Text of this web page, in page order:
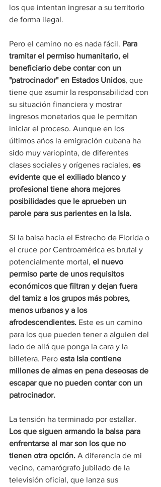
los que intentan ingresar a su territorio
de forma ilegal.
Pero el camino no es nada fácil. Para
tramitar el permiso humanitario, el
beneficiario debe contar con un
"patrocinador" en Estados Unidos, que
tiene que asumir la responsabilidad con
su situación financiera y mostrar
ingresos monetarios que le permitan
iniciar el proceso. Aunque en los
últimos años la emigración cubana ha
sido muy variopinta, de diferentes
clases sociales y orígenes raciales, es
evidente que el exiliado blanco y
profesional tiene ahora mejores
posibilidades que le aprueben un
parole para sus parientes en la Isla.
Si la balsa hacia el Estrecho de Florida o
el cruce por Centroamérica es brutal y
potencialmente mortal, el nuevo
permiso parte de unos requisitos
económicos que filtran y dejan fuera
del tamiz a los grupos más pobres,
menos urbanos y a los
afrodescendientes. Este es un camino
para los que pueden tener a alguien del
lado de allá que ponga la cara y la
billetera. Pero esta Isla contiene
millones de almas en pena deseosas de
escapar que no pueden contar con un
patrocinador.
La tensión ha terminado por estallar.
Los que siguen armando la balsa para
enfrentarse al mar son los que no
tienen otra opción. A diferencia de mi
vecino, camarógrafo jubilado de la
televisión oficial, que lanza sus